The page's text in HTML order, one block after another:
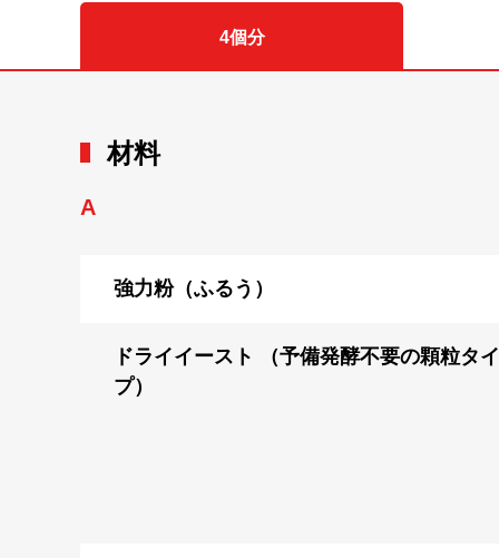
4個分
材料
A
強力粉（ふるう）
ドライイースト （予備発酵不要の顆粒タイ
プ）